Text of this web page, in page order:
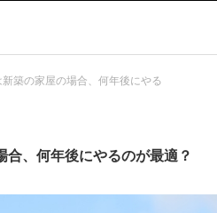
築の家屋の場合、何年後にやる
合、何年後にやるのが最適？